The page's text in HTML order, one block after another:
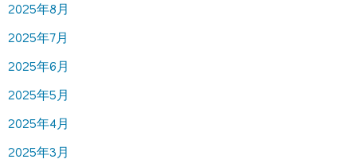
2025年8月
2025年7月
2025年6月
2025年5月
2025年4月
2025年3月